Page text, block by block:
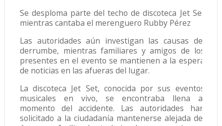
Se desploma parte del techo de discoteca Jet Set
mientras cantaba el merenguero Rubby Pérez
Las autoridades aún investigan las causas del
derrumbe, mientras familiares y amigos de los
presentes en el evento se mantienen a la espera
de noticias en las afueras del lugar.
La discoteca Jet Set, conocida por sus eventos
musicales en vivo, se encontraba llena al
momento del accidente. Las autoridades han
solicitado a la ciudadanía mantenerse alejada del